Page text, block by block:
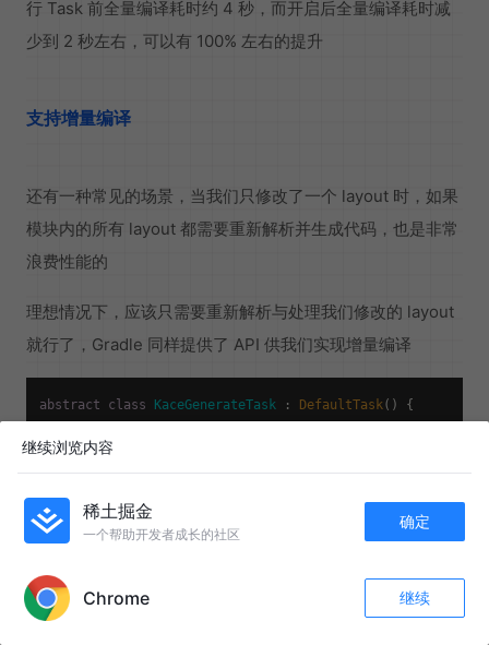
行 Task 前全量编译耗时约 4 秒，而开启后全量编译耗时减
少到 2 秒左右，可以有 100% 左右的提升
支持增量编译
还有一种常见的场景，当我们只修改了一个 layout 时，如果
模块内的所有 layout 都需要重新解析并生成代码，也是非常
浪费性能的
理想情况下，应该只需要重新解析与处理我们修改的 layout
就行了，Gradle 同样提供了 API 供我们实现增量编译
abstract class KaceGenerateTask : DefaultTask() {
@get:InputFiles
@get:PathSensitive(PathSensitivity.RELATIVE)
        .asFileTree
        .matching { patternFilterable ->
        }
77
继续浏览内容
稀土掘金
一个帮助开发者成长的社区
确定
Chrome 继续